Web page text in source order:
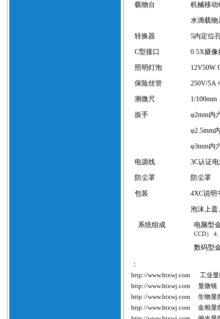
载物台 机械移动
水滴载物
转换器 5内定位
C型接口 0.5X摄像
照明灯泡 12V50W
保险丝管 250V/5A
测微尺 1/100mm
扳手 φ2mm内
φ2.5mm
φ3mm内
电源线 3C认证
防尘罩 防尘罩
包装 4XC说明
泡沫上盖
系统组成 电脑型
CCD） 4
数码型
：
http://www.htxwj.com
工业
http://www.htxwj.com
显微镜
http://www.htxwj.com
生物显
http://www.htxwj.com
金相显